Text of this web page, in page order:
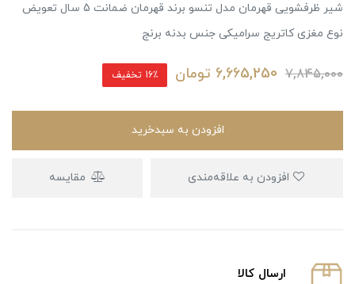
شیر ظرفشویی قهرمان مدل تنسو برند قهرمان ضمانت 5 سال تعویض
نوع مغزی کاتریج سرامیکی جنس بدنه برنج
7,845,000
6,665,250 تومان 16٪ تخفیف
افزودن به سبدخرید
مقایسه
ارسال كالا